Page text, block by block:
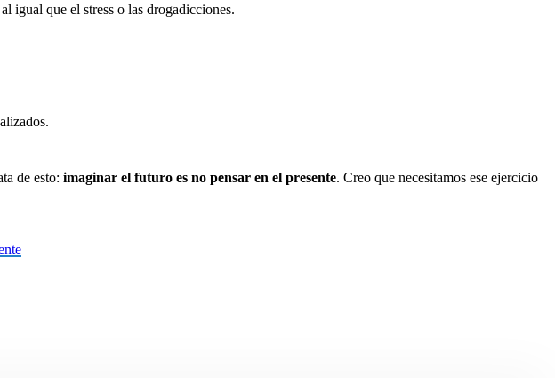
igual que el stress o las drogadicciones.
de esto: imaginar el futuro es no pensar en el presente. Creo que necesitamos ese ejercicio